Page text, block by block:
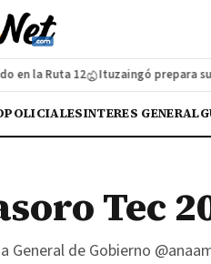
la Ruta 12 Ituzaingó prepara su
POLICIALESINTERES GENERAL
Tec
General de Gobierno